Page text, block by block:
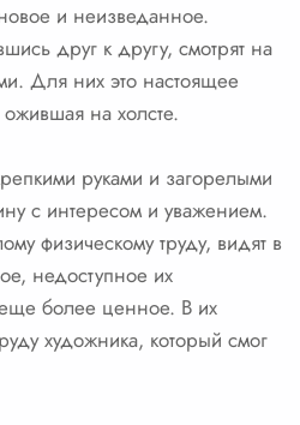
и неизведанное.
друг к другу, смотрят на
Для них это настоящее
на холсте.
руками и загорелыми
с интересом и уважением.
физическому труду, видят в
недоступное их
более ценное. В их
художника, который смог